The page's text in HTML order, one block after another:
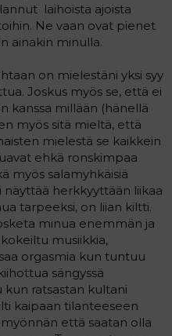
 laihoista ajoista
Ne vaan ovat pienet
ainakin minulla.
on mielestäni yksi syy
Joskus myös se, että ei
kanssa millään (hänellä
myös sitä mieltä, että
mielestä se kaikkein
ehkä ronskimpaa
myös salamyhkäisiä
herkkyyttään liikaa
tarpeeksi, on liian kiltti.
minua enemmän ja
musiikkia,
orgasmia kun tuntuu
sängyssä
ratsastan kultani
kaipaan tilanteeseen
että saatan olla